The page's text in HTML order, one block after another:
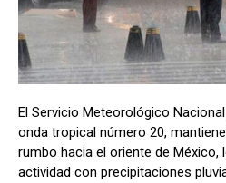
El Servicio Meteorológico
onda tropical número 20,
rumbo hacia el oriente de México,
actividad con precipitaciones